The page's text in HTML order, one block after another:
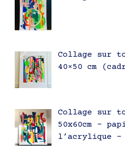
Collage sur
40×50 cm
Collage sur
50x60cm –
l’acrylique –